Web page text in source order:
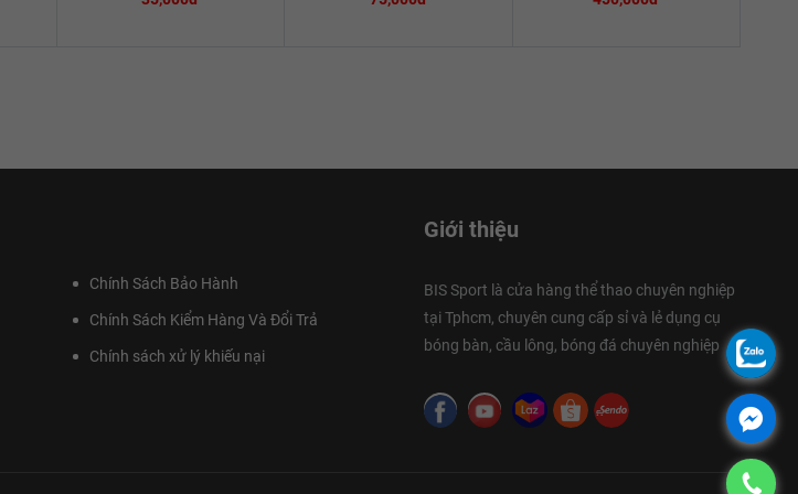
Chính Sách Bảo Hành
Chính Sách Kiểm Hàng Và Đổi Trả
Chính sách xử lý khiếu nại
Giới thiệu
BIS Sport là cửa hàng thể thao chuyên nghiệp
tại Tphcm, chuyên cung cấp sỉ và lẻ dụng cụ
bóng bàn, cầu lông, bóng đá chuyên nghiệp